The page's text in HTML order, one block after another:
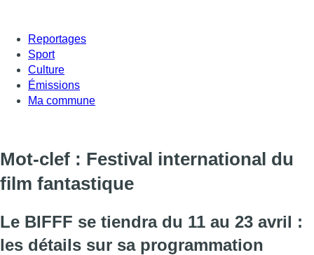
Reportages
Sport
Culture
Émissions
Ma commune
Mot-clef : Festival international du
film fantastique
Le BIFFF se tiendra du 11 au 23 avril :
les détails sur sa programmation